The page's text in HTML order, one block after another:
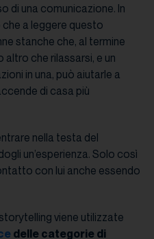
di una comunicazione. In
a leggere questo
stanche che, al termine
altro che rilassarsi, e un
in una, può aiutarle a
di casa più
nella testa del
un’esperienza. Solo così
con lui anche essendo
viene utilizzate
delle categorie di